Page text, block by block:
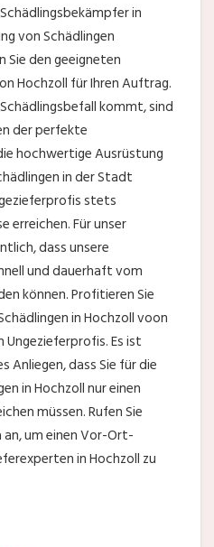
in
von Schädlingen
Sie den geeigneten
Hochzoll für Ihren Auftrag.
kommt, sind
der perfekte
hochwertige Ausrüstung
in der Stadt
stets
erreichen. Für unser
dass unsere
und dauerhaft vom
können. Profitieren Sie
in Hochzoll voon
Ungezieferprofis. Es ist
Anliegen, dass Sie für die
in Hochzoll nur einen
müssen. Rufen Sie
an, um einen Vor-Ort-
in Hochzoll zu